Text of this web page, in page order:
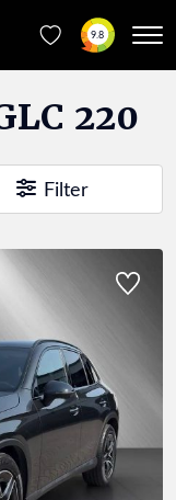
9.8
220
Filter